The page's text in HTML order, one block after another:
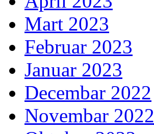
Mart 2023
Februar 2023
Januar 2023
Decembar 2022
Novembar 2022